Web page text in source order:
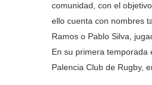
comunidad, con el
ello cuenta con nombres
Ramos o Pablo Silva,
En su primera temporada
Palencia Club de Rugby,